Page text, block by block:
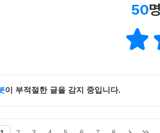
50
이 부적절한 글을 감지 중입니다.